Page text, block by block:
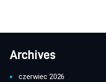
Archives
czerwiec 2026